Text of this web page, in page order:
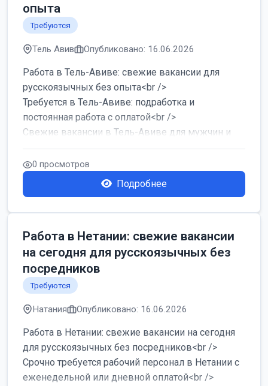
опыта
Требуются
Тель Авив Опубликовано: 16.06.2026
Работа в Тель-Авиве: свежие вакансии для
русскоязычных без опыта<br />
Требуется в Тель-Авиве: подработка и
постоянная работа с оплатой<br />
Свежие вакансии в Тель-Авиве для мужчин и
женщин от хозя...
0 просмотров
Подробнее
Работа в Нетании: свежие вакансии
на сегодня для русскоязычных без
посредников
Требуются
Натания Опубликовано: 16.06.2026
Работа в Нетании: свежие вакансии на сегодня
для русскоязычных без посредников<br />
Срочно требуется рабочий персонал в Нетании с
еженедельной или дневной оплатой<br />